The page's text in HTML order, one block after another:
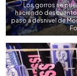
Los gorros se
haciendo
paso a desnivel de